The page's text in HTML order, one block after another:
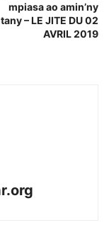
mpiasa ao amin’ny
– LE JITE DU 02
AVRIL 2019